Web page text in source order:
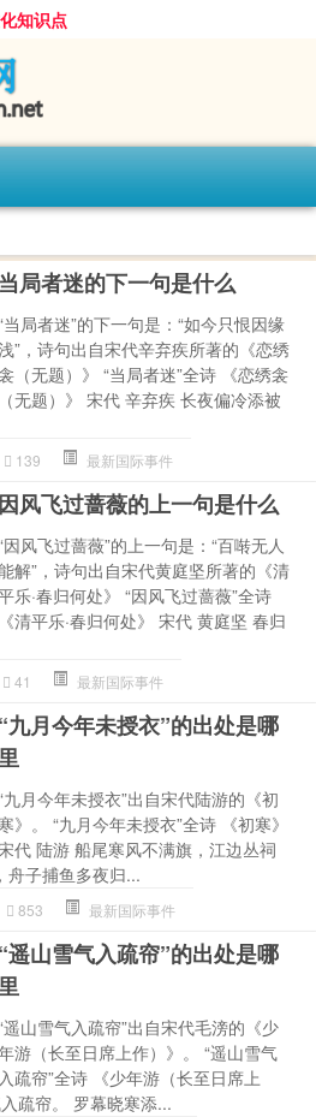
知识点
当局者迷的下一句是什么
当局者迷”的下一句是：“如今只恨因缘
”，诗句出自宋代辛弃疾所著的《恋绣
（无题）》 “当局者迷”全诗 《恋绣衾
（无题）》 宋代 辛弃疾 长夜偏冷添被
139 最新国际事件
因风飞过蔷薇的上一句是什么
因风飞过蔷薇”的上一句是：“百啭无人
解”，诗句出自宋代黄庭坚所著的《清
乐·春归何处》 “因风飞过蔷薇”全诗
《清平乐·春归何处》 宋代 黄庭坚 春归
41 最新国际事件
“九月今年未授衣”的出处是哪
九月今年未授衣”出自宋代陆游的《初
》。 “九月今年未授衣”全诗 《初寒》
代 陆游 船尾寒风不满旗，江边丛祠
舟子捕鱼多夜归...
853 最新国际事件
“遥山雪气入疏帘”的出处是哪
遥山雪气入疏帘”出自宋代毛滂的《少
游（长至日席上作）》。 “遥山雪气
入疏帘”全诗 《少年游（长至日席上
疏帘。 罗幕晓寒添...